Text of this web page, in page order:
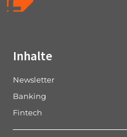
Inhalte
Newsletter
Banking
Fintech